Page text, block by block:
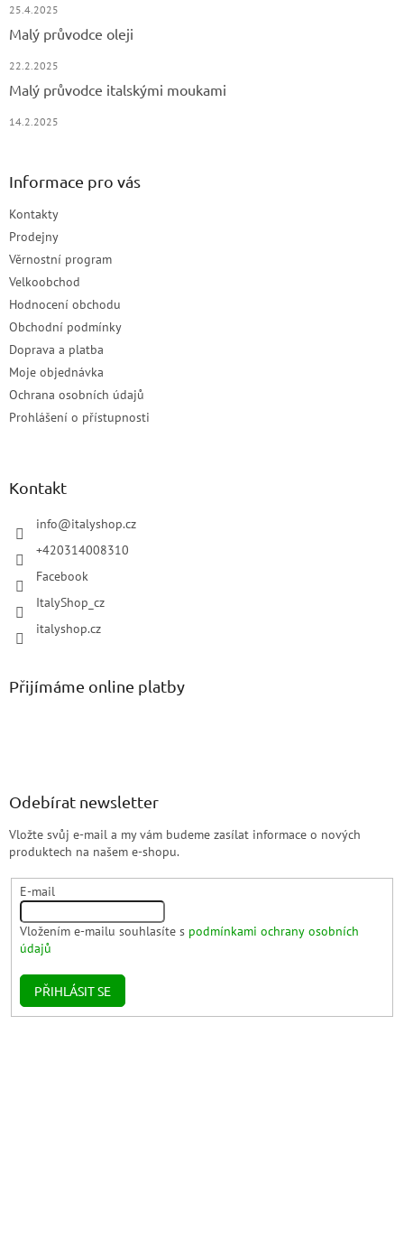
25.4.2025
Malý průvodce oleji
22.2.2025
Malý průvodce italskými moukami
14.2.2025
Informace pro vás
Kontakty
Prodejny
Věrnostní program
Velkoobchod
Hodnocení obchodu
Obchodní podmínky
Doprava a platba
Moje objednávka
Ochrana osobních údajů
Prohlášení o přístupnosti
Kontakt
info@italyshop.cz
+420314008310
Facebook
ItalyShop_cz
italyshop.cz
Přijímáme online platby
Odebírat newsletter
Vložte svůj e-mail a my vám budeme zasílat informace o nových
produktech na našem e-shopu.
E-mail
Vložením e-mailu souhlasíte s podmínkami ochrany osobních
údajů
PŘIHLÁSIT SE